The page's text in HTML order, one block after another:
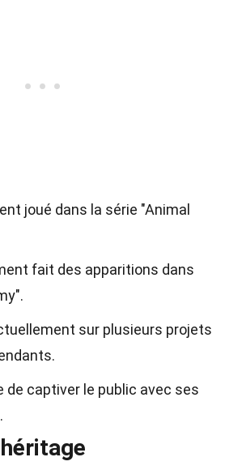
joué dans la série "Animal
fait des apparitions dans
sur plusieurs projets
de captiver le public avec ses